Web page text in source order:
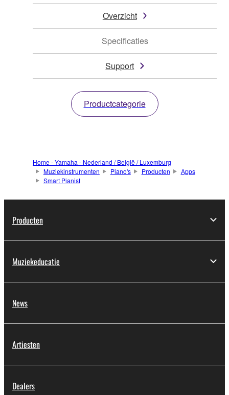
Overzicht
Specificaties
Support
Productcategorie
Home - Yamaha - Nederland / België / Luxemburg
Muziekinstrumenten
Piano's Producten
Apps
Smart Pianist
Producten
Muziekeducatie
News
Artiesten
Dealers